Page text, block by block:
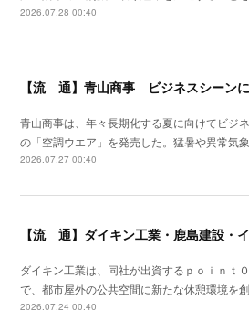
2026.07.28 00:40
青山商事は、年々長期化する夏に向けてビジ
の「空調ウエア」を発売した。猛暑や異常気
2026.07.27 00:40
ダイキン工業は、同社が出資するｐｏｉｎｔ
で、都市屋外の公共空間に新たな休憩環境を
2026.07.24 00:40